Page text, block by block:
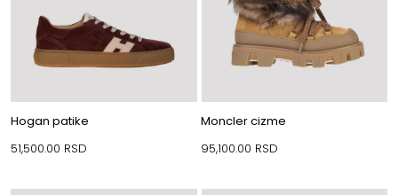
Hogan patike
51,500.00 RSD
Moncler cizme
95,100.00 RSD